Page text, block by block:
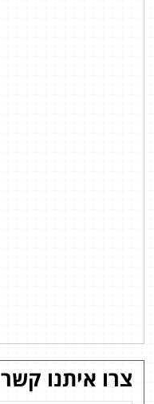
צרו איתנו קשר